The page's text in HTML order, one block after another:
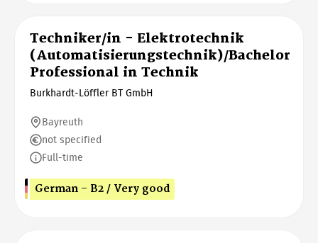
Techniker/in - Elektrotechnik
(Automatisierungstechnik)/Bachelor
Professional in Technik
Burkhardt-Löffler BT GmbH
Bayreuth
not specified
Full-time
German - B2 / Very good